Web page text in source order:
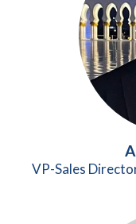
VP-Sales